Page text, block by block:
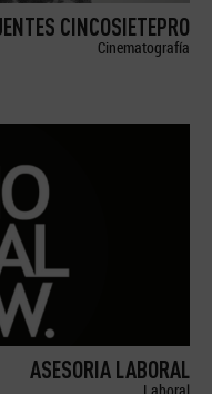
CINCOSIETEPRO
Cinematografía
ASESORIA LABORAL